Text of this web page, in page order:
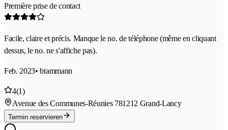
Première prise de contact
Facile, claire et précis. Manque le no. de téléphone (même en cliquant
dessus, le no. ne s'affiche pas).
Feb. 2023• btammann
4(1)
Avenue des Communes-Réunies 781212 Grand-Lancy
Termin reservieren